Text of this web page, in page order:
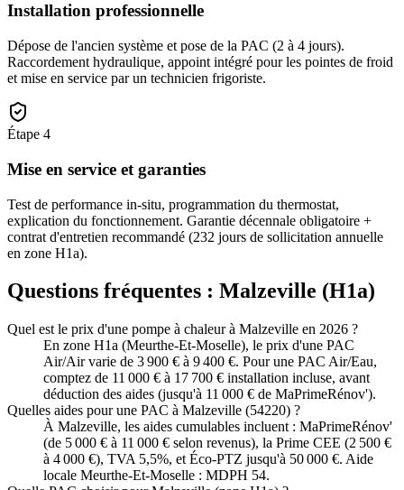
Installation professionnelle
Dépose de l'ancien système et pose de la PAC (2 à 4 jours).
Raccordement hydraulique, appoint intégré pour les pointes de froid
et mise en service par un technicien frigoriste.
Étape 4
Mise en service et garanties
Test de performance in-situ, programmation du thermostat,
explication du fonctionnement. Garantie décennale obligatoire +
contrat d'entretien recommandé (232 jours de sollicitation annuelle
en zone H1a).
Questions fréquentes : Malzeville (H1a)
Quel est le prix d'une pompe à chaleur à Malzeville en 2026 ?
En zone H1a (Meurthe-Et-Moselle), le prix d'une PAC
Air/Air varie de 3 900 € à 9 400 €. Pour une PAC Air/Eau,
comptez de 11 000 € à 17 700 € installation incluse, avant
déduction des aides (jusqu'à 11 000 € de MaPrimeRénov').
Quelles aides pour une PAC à Malzeville (54220) ?
À Malzeville, les aides cumulables incluent : MaPrimeRénov'
(de 5 000 € à 11 000 € selon revenus), la Prime CEE (2 500 €
à 4 000 €), TVA 5,5%, et Éco-PTZ jusqu'à 50 000 €. Aide
locale Meurthe-Et-Moselle : MDPH 54.